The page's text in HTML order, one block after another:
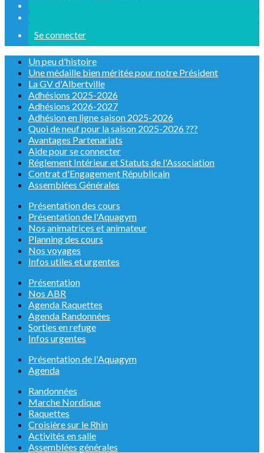
Se connecter
Un peu d'histoire
Une médaille bien méritée pour notre Président
La GV d'Albertville
Adhésions 2025-2026
Adhésions 2026-2027
Adhésion en ligne saison 2025-2026
Quoi de neuf pour la saison 2025-2026 ???
Avantages Partenariats
Aide pour se connecter
Réglement Intérieur et Statuts de l'Association
Contrat d'Engagement Républicain
Assemblées Générales
Présentation des cours
Présentation de l'Aquagym
Nos animatrices et animateur
Planning des cours
Nos voyages
Infos utiles et urgentes
Présentation
Nos ABR
Agenda Raquettes
Agenda Randonnées
Sorties en refuge
Infos urgentes
Présentation de l'Aquagym
Agenda
Randonnées
Marche Nordique
Raquettes
Croisière sur le Rhin
Activités en salle
Assemblées générales